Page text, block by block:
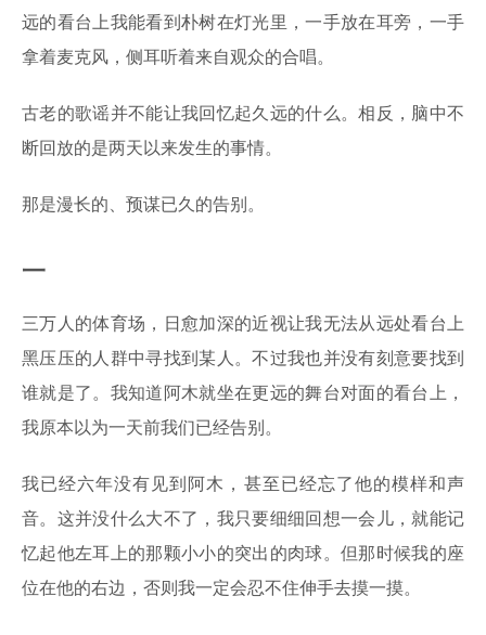
远的看台上我能看到朴树在灯光里，一手放在耳旁，一手
拿着麦克风，侧耳听着来自观众的合唱。
古老的歌谣并不能让我回忆起久远的什么。相反，脑中不
断回放的是两天以来发生的事情。
那是漫长的、预谋已久的告别。
一
三万人的体育场，日愈加深的近视让我无法从远处看台上
黑压压的人群中寻找到某人。不过我也并没有刻意要找到
谁就是了。我知道阿木就坐在更远的舞台对面的看台上，
我原本以为一天前我们已经告别。
我已经六年没有见到阿木，甚至已经忘了他的模样和声
音。这并没什么大不了，我只要细细回想一会儿，就能记
忆起他左耳上的那颗小小的突出的肉球。但那时候我的座
位在他的右边，否则我一定会忍不住伸手去摸一摸。